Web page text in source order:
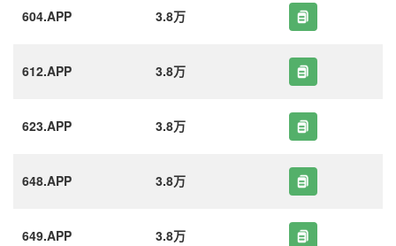
604.APP 3.8万
612.APP 3.8万
623.APP 3.8万
648.APP 3.8万
649.APP 3.8万